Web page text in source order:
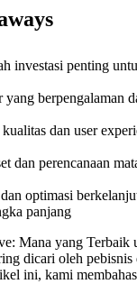
investasi penting
yang berpengalaman
dan user
dan perencanaan
optimasi
panjang
Mana yang
dicari oleh
ini, kami